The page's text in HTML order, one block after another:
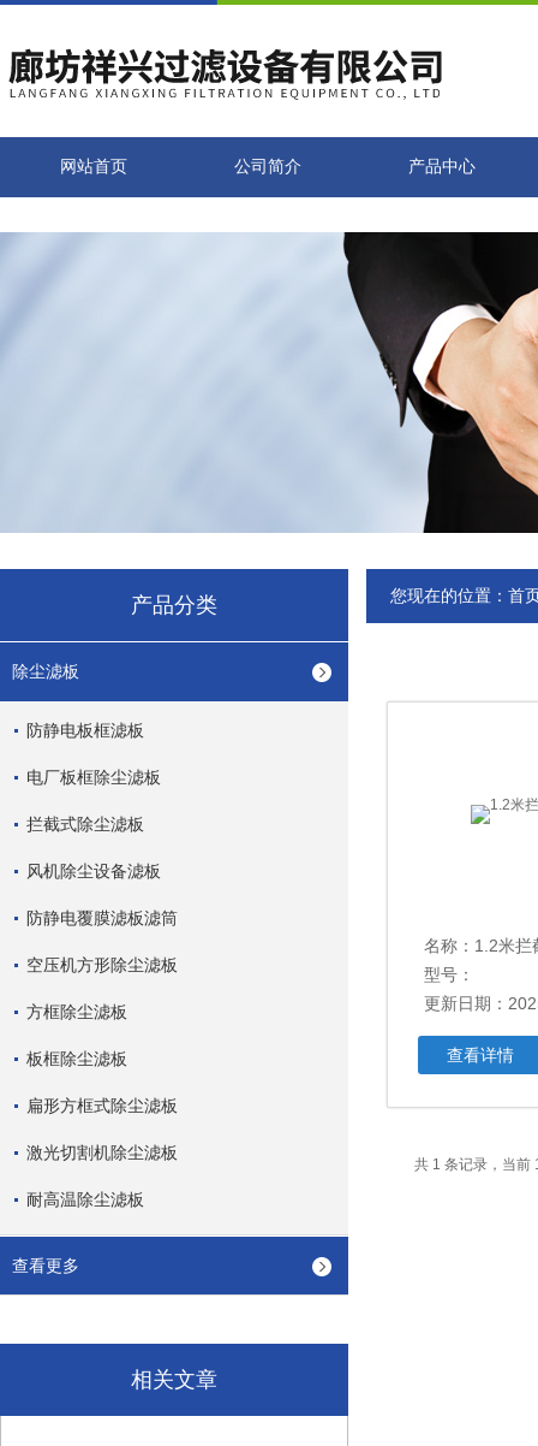
网站首页 公司简介 产品中心
产品分类
除尘滤板
防静电板框滤板
电厂板框除尘滤板
拦截式除尘滤板
风机除尘设备滤板
防静电覆膜滤板滤筒
空压机方形除尘滤板
方框除尘滤板
板框除尘滤板
扁形方框式除尘滤板
激光切割机除尘滤板
耐高温除尘滤板
查看更多
相关文章
您现在的位置： 首
名称：1.2米拦
型号：
更新日期：
查看详情
共 1 条记录，当